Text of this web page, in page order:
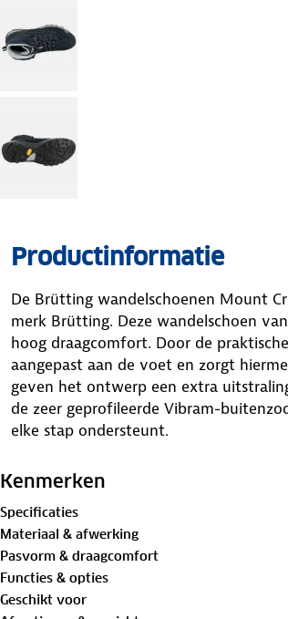
Productinformatie
De Brütting wandelschoenen Mount
merk Brütting. Deze wandelschoen
hoog draagcomfort. Door de
aangepast aan de voet en zorgt
geven het ontwerp een extra
de zeer geprofileerde Vibram-
elke stap ondersteunt.
Of je met deze wandelschoenen nu
geeft je de perfecte ondersteuning aan
Onderstaand de belangrijkste
Gemaakt van hoogwaardig suède
Kenmerken
Specificaties
Materiaal & afwerking
Pasvorm & draagcomfort
Functies & opties
Geschikt voor